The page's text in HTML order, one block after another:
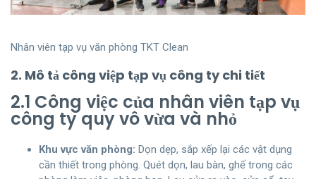
Nhân viên tạp vụ văn phòng TKT Clean
2. Mô tả công việp tạp vụ công ty chi tiết
2.1 Công việc của nhân viên tạp vụ
công ty quy vô vừa và nhỏ
Khu vực văn phòng: Dọn dẹp, sắp xếp lại các vật dụng
cần thiết trong phòng. Quét dọn, lau bàn, ghế trong các